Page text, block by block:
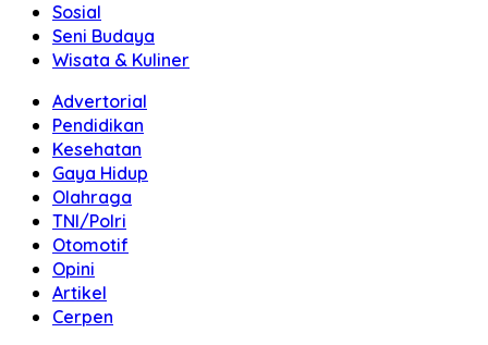
Sosial
Seni Budaya
Wisata & Kuliner
Advertorial
Pendidikan
Kesehatan
Gaya Hidup
Olahraga
TNI/Polri
Otomotif
Opini
Artikel
Cerpen